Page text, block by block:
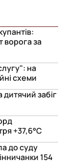
ворога за
на
схеми
дитячий забіг
+37,6°С
до суду
154